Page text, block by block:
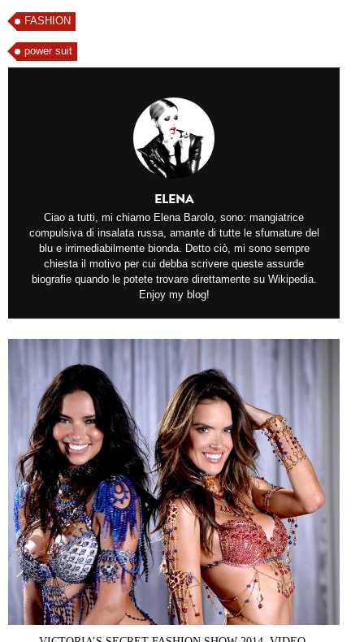
FASHION
power suit
ELENA
Ciao a tutti, mi chiamo Elena Barolo, sono: mangiatrice
compulsiva di insalata russa, amante di tutte le sfumature del
blu e irrimediabilmente bionda. Detto ciò, mi sono sempre
chiesta il motivo per cui debba scrivere queste assurde
biografie quando le potete trovare direttamente su Wikipedia.
Enjoy my blog!